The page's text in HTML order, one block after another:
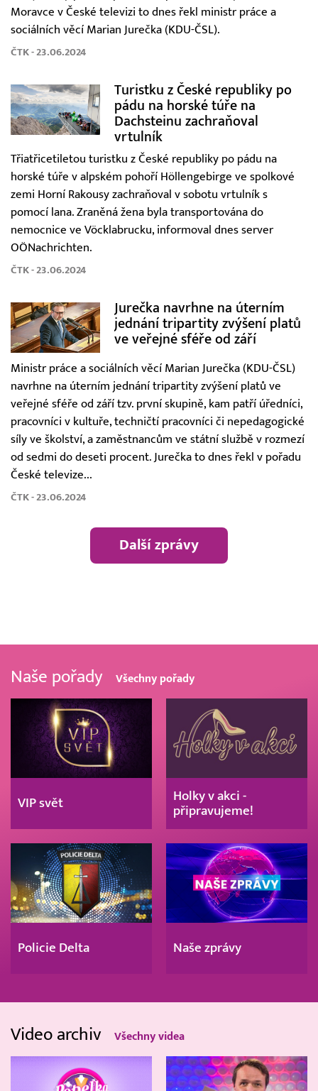
Moravce v České televizi to dnes řekl ministr práce a
sociálních věcí Marian Jurečka (KDU-ČSL).
ČTK - 23.06.2024
Turistku z České republiky po
pádu na horské túře na
Dachsteinu zachraňoval
vrtulník
Třiatřicetiletou turistku z České republiky po pádu na
horské túře v alpském pohoří Höllengebirge ve spolkové
zemi Horní Rakousy zachraňoval v sobotu vrtulník s
pomocí lana. Zraněná žena byla transportována do
nemocnice ve Vöcklabrucku, informoval dnes server
OÖNachrichten.
ČTK - 23.06.2024
Jurečka navrhne na úterním
jednání tripartity zvýšení platů
ve veřejné sféře od září
Ministr práce a sociálních věcí Marian Jurečka (KDU-ČSL)
navrhne na úterním jednání tripartity zvýšení platů ve
veřejné sféře od září tzv. první skupině, kam patří úředníci,
pracovníci v kultuře, techničtí pracovníci či nepedagogické
síly ve školství, a zaměstnancům ve státní službě v rozmezí
od sedmi do deseti procent. Jurečka to dnes řekl v pořadu
České televize...
ČTK - 23.06.2024
Další zprávy
Naše pořady Všechny pořady
VIP svět
Holky v akci -
připravujeme!
Policie Delta Naše zprávy
Video archiv Všechny videa